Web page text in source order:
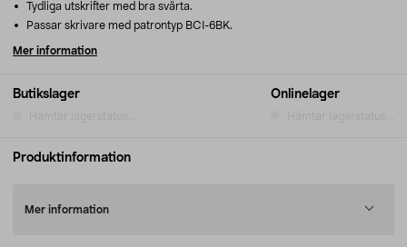
Butikslager Onlinelager
Tydliga utskrifter med bra svärta.
Passar skrivare med patrontyp BCI-6BK.
Mer information
Produktinformation
Mer information